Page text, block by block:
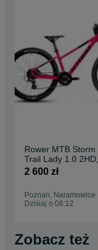
Rower MTB Storm
Trail Lady 1.0 2HD,
rama 15", róż-
2 600 zł
Poznań, Naramowice
Dzisiaj o 08:12
Zobacz też